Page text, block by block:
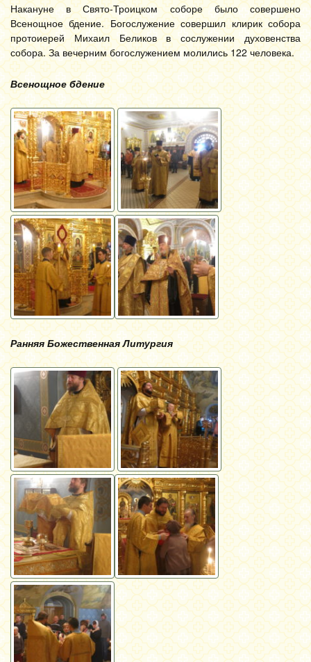
Накануне в Свято-Троицком соборе было совершено
Всенощное бдение. Богослужение совершил клирик собора
протоиерей Михаил Беликов в сослужении духовенства
собора. За вечерним богослужением молились 122 человека.
Всенощное бдение
Ранняя Божественная Литургия